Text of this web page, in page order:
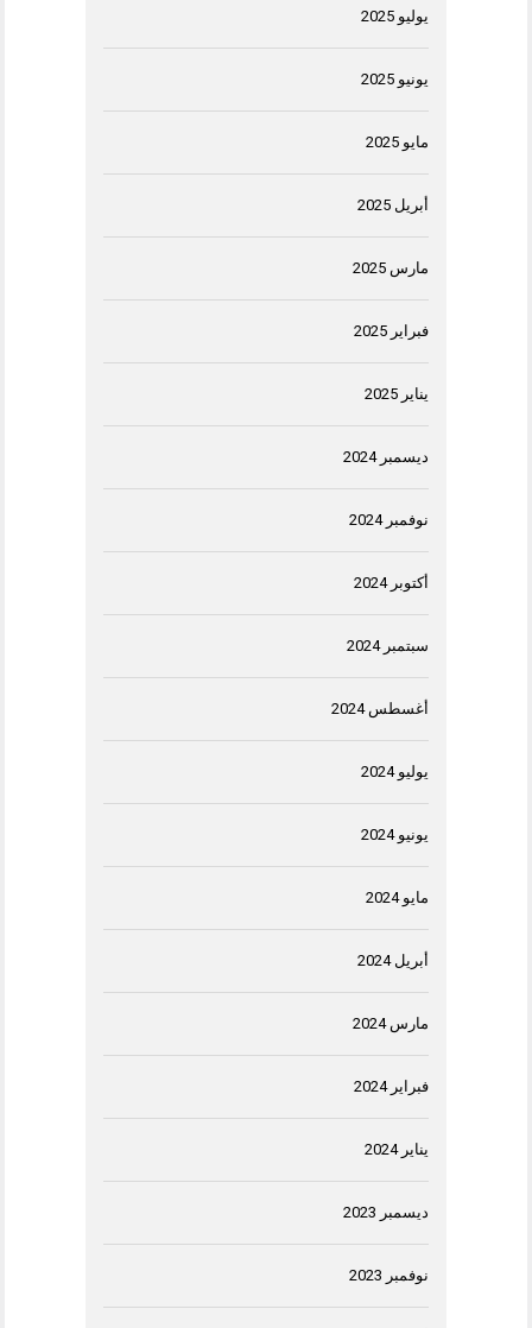
يوليو 2025
يونيو 2025
مايو 2025
أبريل 2025
مارس 2025
فبراير 2025
يناير 2025
ديسمبر 2024
نوفمبر 2024
أكتوبر 2024
سبتمبر 2024
أغسطس 2024
يوليو 2024
يونيو 2024
مايو 2024
أبريل 2024
مارس 2024
فبراير 2024
يناير 2024
ديسمبر 2023
نوفمبر 2023